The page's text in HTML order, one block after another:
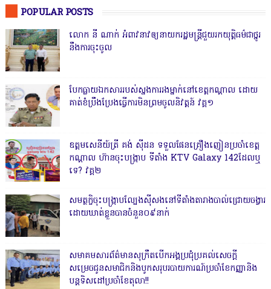
POPULAR POSTS
លោក នី ណាក់ អំពាវនាវឲ្យនាយករដ្ឋមន្ត្រីជួយរកយុត្តិធម៌ជាថ្នូរ
នឹងការចុះចូល
បែកធ្លាយឯកសាររបស់ស្នងការរងម្នាក់នៅខេត្តកណ្ដាល ដោយ
គាត់ខំប្រឹងប្រែងធ្វើការមិនព្រមចូលនិវត្តន៍ វគ្គ១
ឧត្តមសេនីយ៍ត្រី គង់ ស៊ីដន ទទួលផែនគ្រឿងញៀនប្រចាំខេត្ត
កណ្តាល ហ៊ានចុះបង្ក្រាប ទីតាំង KTV Galaxy 142ដែលឬ
ទេ? វគ្គ២
សមត្ថកិ្ចចុះបង្ក្រាបល្បែងស៊ីសងនៅទីតាំងតារាងបាល់ជ្រោយចង្វារ
ដោយឃាត់ខ្លួនបានចំនួន០៩នាក់
សមាគមសារព័ត៌មានសុក្រឹតបើកអង្គប្រជុំប្រគល់សេចក្តី
សម្រេចជូនសមាជិកនិងបូកសរុបរបាយការណ៍ប្រចាំខែកញ្ញានិង
បន្តទិសដៅប្រចាំខែតុលា!!